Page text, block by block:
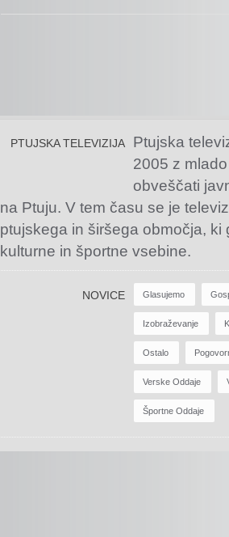
PTUJSKA TELEVIZIJA
Ptujska
2005 z
obveščati
na Ptuju. V tem času se je
ptujskega in širšega območja,
kulturne in športne vsebine.
NOVICE Glasujemo
Izobraževanje
Ostalo
Verske Oddaje
Športne Oddaje